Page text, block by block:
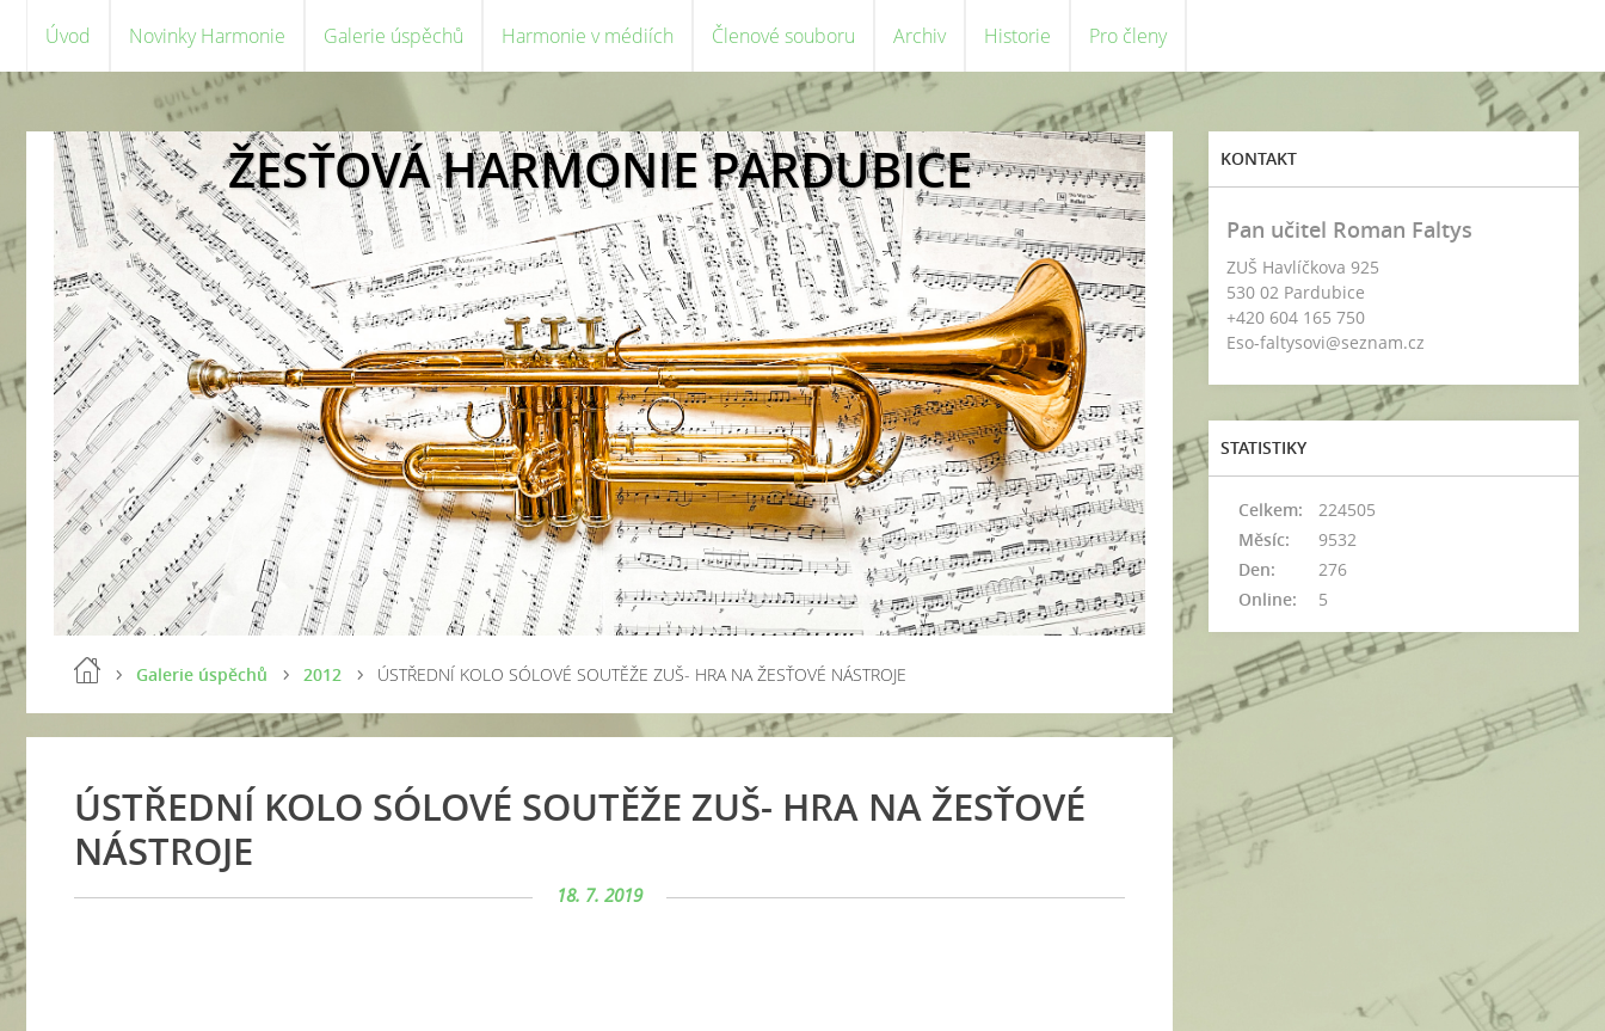
Úvod Novinky Harmonie Galerie úspěchů Harmonie v médiích Členové souboru Archiv Historie Pro členy
ŽESŤOVÁ HARMONIE PARDUBICE
Galerie úspěchů 2012 ÚSTŘEDNÍ KOLO SÓLOVÉ SOUTĚŽE ZUŠ- HRA NA ŽESŤOVÉ NÁSTROJE
ÚSTŘEDNÍ KOLO SÓLOVÉ SOUTĚŽE ZUŠ- HRA NA ŽESŤOVÉ
NÁSTROJE
18. 7. 2019
KONTAKT
Pan učitel Roman Faltys
ZUŠ Havlíčkova 925
530 02 Pardubice
+420 604 165 750
Eso-faltysovi@seznam.cz
STATISTIKY
Online: 5
Celkem:
224505
Měsíc:
9532
Den:
276